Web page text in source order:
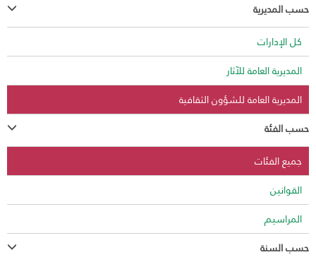
حسب المديرية
كل الإدارات
المديرية العامة للآثار
المديرية العامة للشؤون الثقافية
حسب الفئة
جميع الفئات
القوانين
المراسيم
حسب السنة